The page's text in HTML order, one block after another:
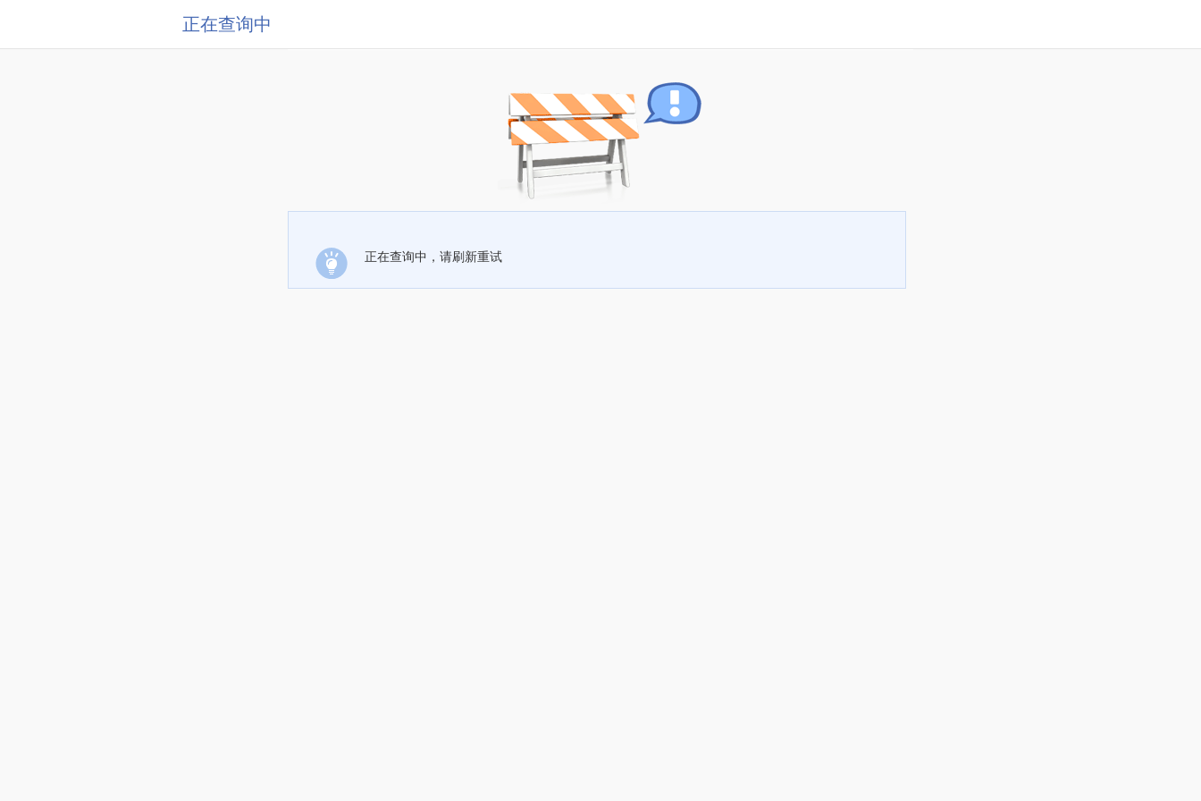
正在查询中
正在查询中，请刷新重试